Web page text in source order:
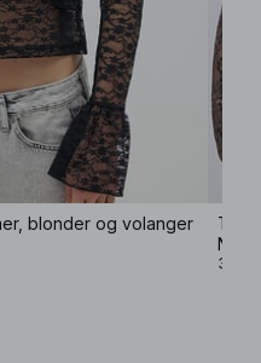
blonder og volanger
NOK
3